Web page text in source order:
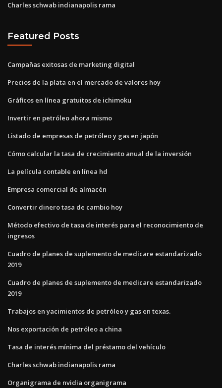
Charles schwab indianapolis rama
Featured Posts
Campañas exitosas de marketing digital
Precios de la plata en el mercado de valores hoy
Gráficos en línea gratuitos de ichimoku
Invertir en petróleo ahora mismo
Listado de empresas de petróleo y gas en japón
Cómo calcular la tasa de crecimiento anual de la inversión
La película contable en línea hd
Empresa comercial de almacén
Convertir dinero tasa de cambio hoy
Método efectivo de tasa de interés para el reconocimiento de
ingresos
Cuadro de planes de suplemento de medicare estandarizado
2019
Cuadro de planes de suplemento de medicare estandarizado
2019
Trabajos en yacimientos de petróleo y gas en texas.
Nos exportación de petróleo a china
Tasa de interés mínima del préstamo del vehículo
Charles schwab indianapolis rama
Organigrama de nvidia organigrama